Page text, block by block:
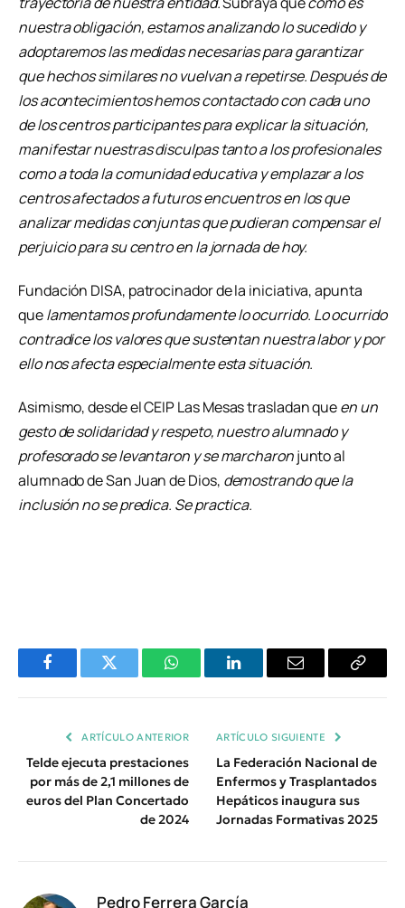
nuestra obligación, estamos analizando lo sucedido y
adoptaremos las medidas necesarias para garantizar
que hechos similares no vuelvan a repetirse.Después de
los acontecimientos hemos contactado con cada uno
de los centros participantes para explicar la situación,
manifestar nuestras disculpas tanto a los profesionales
como a toda la comunidad educativa y emplazar a los
centros afectados a futuros encuentros en los que
analizar medidas conjuntas que pudieran compensar el
perjuicio para su centro en la jornada de hoy.
Fundación DISA, patrocinador de la iniciativa, apunta
quelamentamos profundamente lo ocurrido. Lo ocurrido
contradice los valores que sustentan nuestra labor y por
ello nos afecta especialmente esta situación.
Asimismo, desde el CEIP Las Mesas trasladan queen un
gesto de solidaridad y respeto, nuestro alumnado y
profesorado se levantaron y se marcharonjunto al
alumnado de San Juan de Dios, demostrando que la
inclusión no se predica. Se practica.
FacebookTwitter WhatsAppLinkedInEmail
Copiar
ARTÍCULO ANTERIOR
Telde ejecuta prestaciones
por más de 2,1 millones de
euros del Plan Concertado
de 2024
ARTÍCULO SIGUIENTE
La Federación Nacional de
Enfermos y Trasplantados
Hepáticos inaugura sus
Jornadas Formativas 2025
Pedro Ferrera García